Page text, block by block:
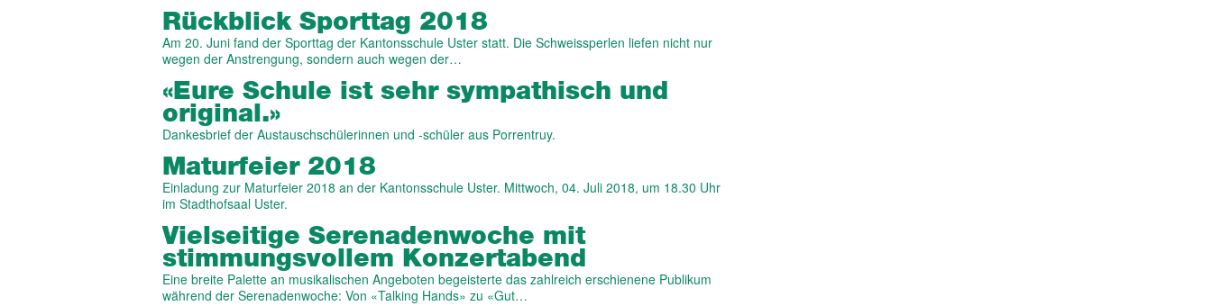
Rückblick Sporttag 2018
Am 20. Juni fand der Sporttag der Kantonsschule Uster statt. Die Schweissperlen liefen nicht nur
wegen der Anstrengung, sondern auch wegen der…
«Eure Schule ist sehr sympathisch und
original.»
Dankesbrief der Austauschschülerinnen und -schüler aus Porrentruy.
Maturfeier 2018
Einladung zur Maturfeier 2018 an der Kantonsschule Uster. Mittwoch, 04. Juli 2018, um 18.30 Uhr
im Stadthofsaal Uster.
Viel­seitige Serenaden­woche mit
stimmungs­vollem Konzert­abend
Eine breite Palette an musikalischen Angeboten begeisterte das zahlreich erschienene Publikum
während der Serenadenwoche: Von «Talking Hands» zu «Gut…